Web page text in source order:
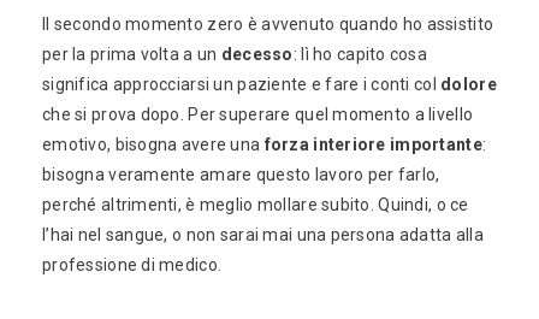
Il secondo momento zero è avvenuto quando ho assistito
per la prima volta a un decesso: lì ho capito cosa
significa approcciarsi un paziente e fare i conti col dolore
che si prova dopo. Per superare quel momento a livello
emotivo, bisogna avere una forza interiore importante:
bisogna veramente amare questo lavoro per farlo,
perché altrimenti, è meglio mollare subito. Quindi, o ce
l’hai nel sangue, o non sarai mai una persona adatta alla
professione di medico.